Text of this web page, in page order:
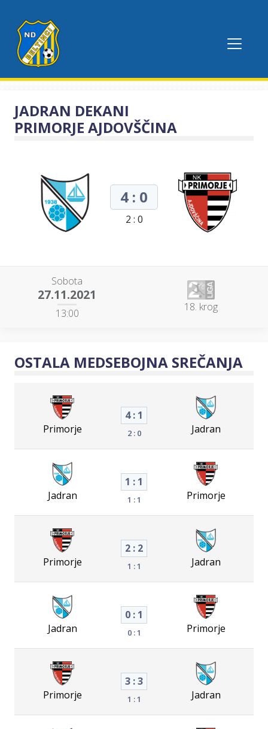
JADRAN DEKANI
PRIMORJE AJDOVŠČINA
4 : 0
2 : 0
Sobota
27.11.2021
13:00 18. krog
OSTALA MEDSEBOJNA SREČANJA
Primorje
4 : 1
2 : 0 Jadran
Jadran
1 : 1
1 : 1 Primorje
Primorje
2 : 2
1 : 1 Jadran
Jadran
0 : 1
0 : 1 Primorje
Primorje
3 : 3
1 : 1 Jadran